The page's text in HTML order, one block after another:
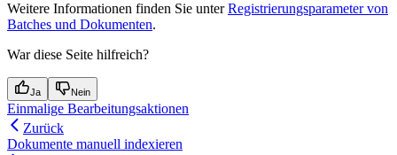
Weitere Informationen finden Sie unterRegistrierungsparameter von
Batches und Dokumenten.
War diese Seite hilfreich?
Ja Nein
Einmalige Bearbeitungsaktionen
Zurück
Dokumente manuell indexieren